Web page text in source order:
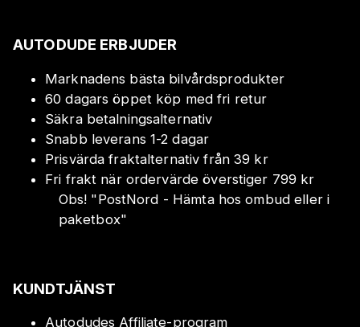
AUTODUDE ERBJUDER
Marknadens bästa bilvårdsprodukter
60 dagars öppet köp med fri retur
Säkra betalningsalternativ
Snabb leverans 1-2 dagar
Prisvärda fraktalternativ från 39 kr
Fri frakt när ordervärde överstiger 799 kr
Obs! "PostNord - Hämta hos ombud eller i
paketbox"
KUNDTJÄNST
Autodudes Affiliate-program